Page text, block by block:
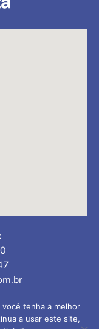
4
tenha a melhor
a usar este site,